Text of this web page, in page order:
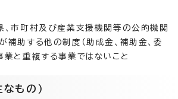
、市町村及び産業支援機関等の公的機関
補助する他の制度（助成金、補助金、委
業と重複する事業ではないこと
もの）